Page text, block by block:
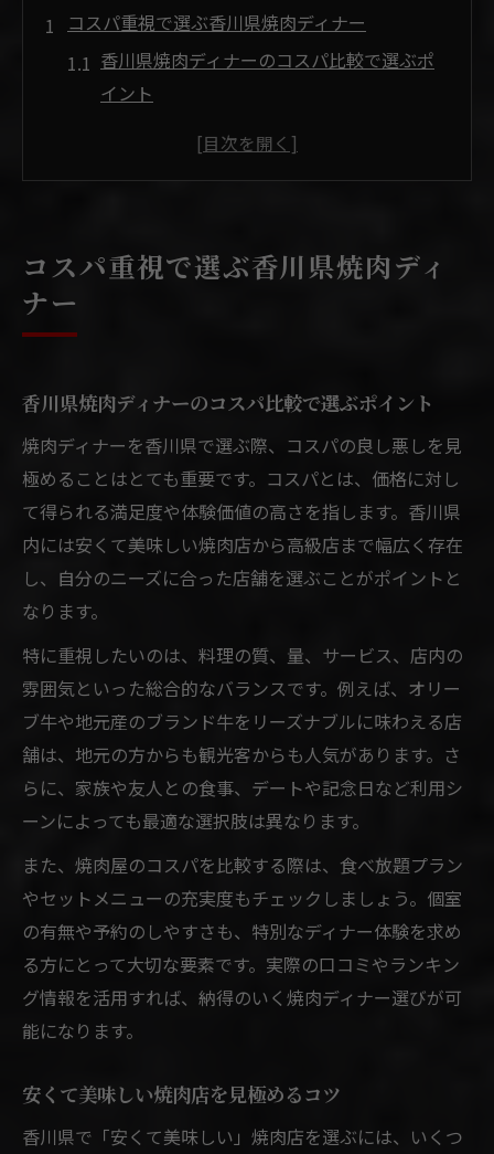
コスパ重視で選ぶ香川県焼肉ディナー
香川県焼肉ディナーのコスパ比較で選ぶポ
イント
安くて美味しい焼肉店を見極めるコツ
の視点
香川県の個室焼肉で叶えるプライベートな
時間
個室あり焼肉ディナーが人気の理由と活用
法
香川県焼肉個室でゆったりディナーを満喫
ト
香川県の安い焼肉を徹底比較で満喫
香川の安い焼肉を比較して賢くディナー選
び
安くて美味しい焼肉ディナーを探すポイン
焼肉チェーン店と個人店のコスパを比較検
香川県内で安い焼肉屋を選ぶ際の注意点
焼肉ディナーを安く楽しむための比較術
デート利用にも最適な焼肉ディナー体験
作り
香川県焼肉個室デートにおすすめの選び方
コスパ重視で選ぶ香川県焼肉ディ
ナー
香川県焼肉ディナーのコスパ比較で選ぶポイント
焼肉ディナーを香川県で選ぶ際、コスパの良し悪しを見
極めることはとても重要です。コスパとは、価格に対し
て得られる満足度や体験価値の高さを指します。香川県
内には安くて美味しい焼肉店から高級店まで幅広く存在
し、自分のニーズに合った店舗を選ぶことがポイントと
なります。
特に重視したいのは、料理の質、量、サービス、店内の
雰囲気といった総合的なバランスです。例えば、オリー
ブ牛や地元産のブランド牛をリーズナブルに味わえる店
舗は、地元の方からも観光客からも人気があります。さ
らに、家族や友人との食事、デートや記念日など利用シ
ーンによっても最適な選択肢は異なります。
また、焼肉屋のコスパを比較する際は、食べ放題プラン
やセットメニューの充実度もチェックしましょう。個室
の有無や予約のしやすさも、特別なディナー体験を求め
る方にとって大切な要素です。実際の口コミやランキン
グ情報を活用すれば、納得のいく焼肉ディナー選びが可
能になります。
安くて美味しい焼肉店を見極めるコツ
香川県で「安くて美味しい」焼肉店を選ぶには、いくつ